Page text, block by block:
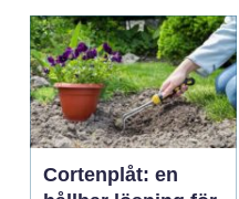
Cortenplåt: en